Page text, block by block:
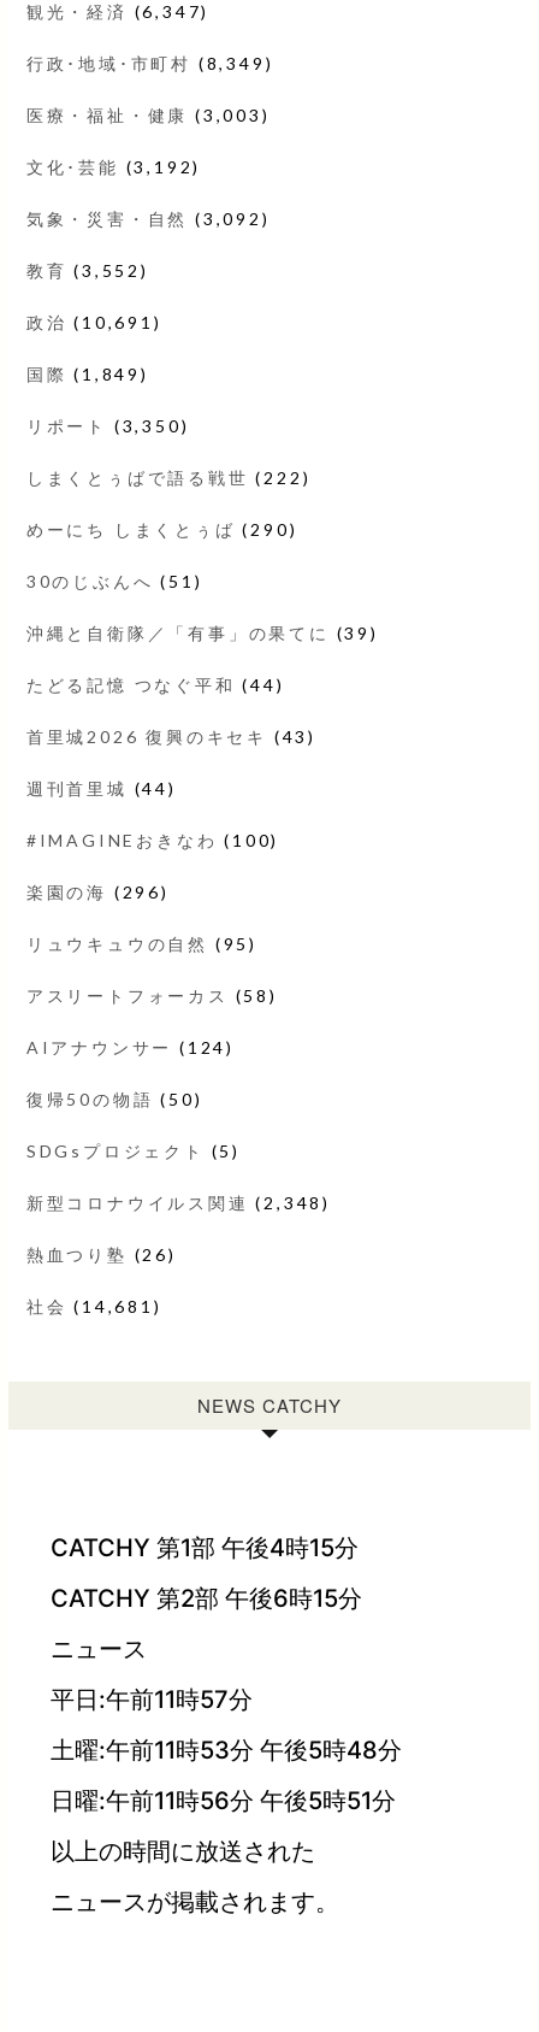
観光・経済 (6,347)
行政･地域･市町村 (8,349)
医療・福祉・健康 (3,003)
文化･芸能 (3,192)
気象・災害・自然 (3,092)
教育 (3,552)
政治 (10,691)
国際 (1,849)
リポート (3,350)
しまくとぅばで語る戦世 (222)
めーにち しまくとぅば (290)
30のじぶんへ (51)
沖縄と自衛隊／「有事」の果てに (39)
たどる記憶 つなぐ平和 (44)
首里城2026 復興のキセキ (43)
週刊首里城 (44)
#IMAGINEおきなわ (100)
楽園の海 (296)
リュウキュウの自然 (95)
アスリートフォーカス (58)
AIアナウンサー (124)
復帰50の物語 (50)
SDGsプロジェクト (5)
新型コロナウイルス関連 (2,348)
熱血つり塾 (26)
社会 (14,681)
NEWS CATCHY
CATCHY 第1部 午後4時15分
CATCHY 第2部 午後6時15分
ニュース
平日:午前11時57分
土曜:午前11時53分 午後5時48分
日曜:午前11時56分 午後5時51分
以上の時間に放送された
ニュースが掲載されます。